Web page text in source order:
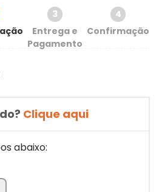
3
Entrega e
Pagamento
4
Confirmação
Clique aqui
abaixo: